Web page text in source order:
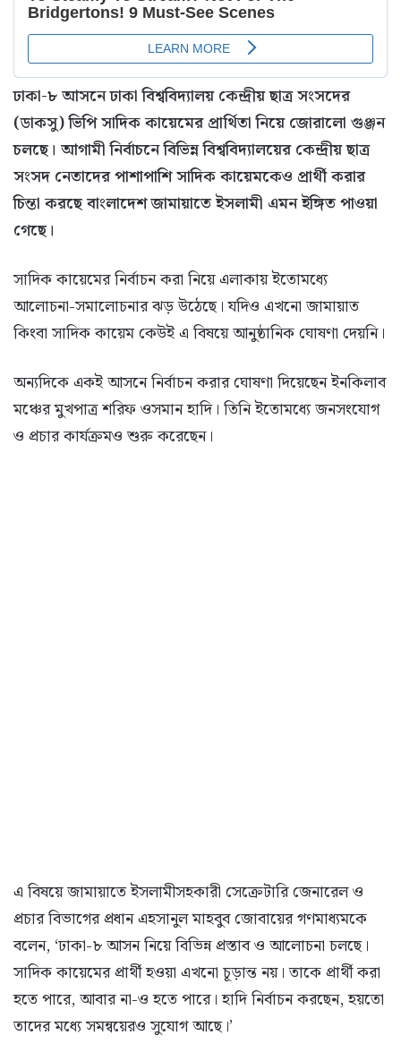
ঢাকা-৮ আসনে ঢাকা বিশ্ববিদ্যালয় কেন্দ্রীয় ছাত্র সংসদের
(ডাকসু) ভিপি সাদিক কায়েমের প্রার্থিতা নিয়ে জোরালো গুঞ্জন
চলছে। আগামী নির্বাচনে বিভিন্ন বিশ্ববিদ্যালয়ের কেন্দ্রীয় ছাত্র
সংসদ নেতাদের পাশাপাশি সাদিক কায়েমকেও প্রার্থী করার
চিন্তা করছে বাংলাদেশ জামায়াতে ইসলামী এমন ইঙ্গিত পাওয়া
গেছে।
সাদিক কায়েমের নির্বাচন করা নিয়ে এলাকায় ইতোমধ্যে
আলোচনা-সমালোচনার ঝড় উঠেছে। যদিও এখনো জামায়াত
কিংবা সাদিক কায়েম কেউই এ বিষয়ে আনুষ্ঠানিক ঘোষণা দেয়নি।
অন্যদিকে একই আসনে নির্বাচন করার ঘোষণা দিয়েছেন ইনকিলাব
মঞ্চের মুখপাত্র শরিফ ওসমান হাদি। তিনি ইতোমধ্যে জনসংযোগ
ও প্রচার কার্যক্রমও শুরু করেছেন।
এ বিষয়ে জামায়াতে ইসলামীসহকারী সেক্রেটারি জেনারেল ও
প্রচার বিভাগের প্রধান এহসানুল মাহবুব জোবায়ের গণমাধ্যমকে
বলেন, ‘ঢাকা-৮ আসন নিয়ে বিভিন্ন প্রস্তাব ও আলোচনা চলছে।
সাদিক কায়েমের প্রার্থী হওয়া এখনো চূড়ান্ত নয়। তাকে প্রার্থী করা
হতে পারে, আবার না-ও হতে পারে। হাদি নির্বাচন করছেন, হয়তো
তাদের মধ্যে সমন্বয়েরও সুযোগ আছে।’